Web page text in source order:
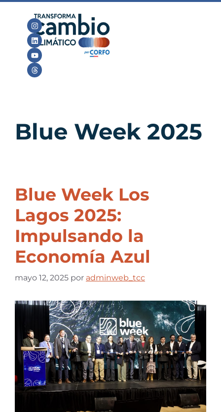
Blue Week 2025
Blue Week Los
Lagos 2025:
Impulsando la
Economía Azul
mayo 12, 2025 por adminweb_tcc